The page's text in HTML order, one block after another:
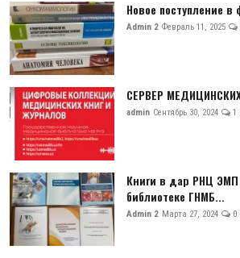
Новое поступление
Admin 2 Февраль 11, 2025
СЕРВЕР
admin Сентябрь 30, 2024 1
Книги в дар РНЦ
библиотеке ГНМБ...
Admin 2 Марта 27, 2024 0